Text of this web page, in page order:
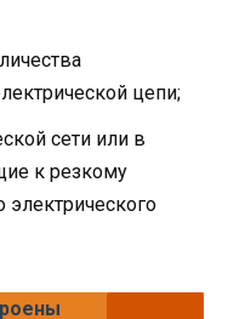
цепи;
сети или в
к резкому